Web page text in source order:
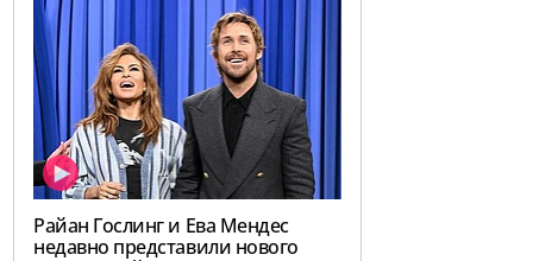
Райан Гослинг и Ева Мендес
недавно представили нового